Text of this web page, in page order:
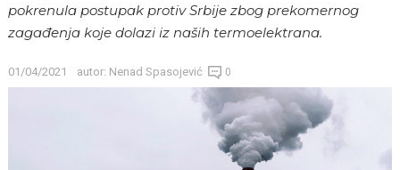
pokrenula postupak protiv Srbije zbog prekomernog
zagađenja koje dolazi iz naših termoelektrana.
01/04/2021 autor: Nenad Spasojević 0